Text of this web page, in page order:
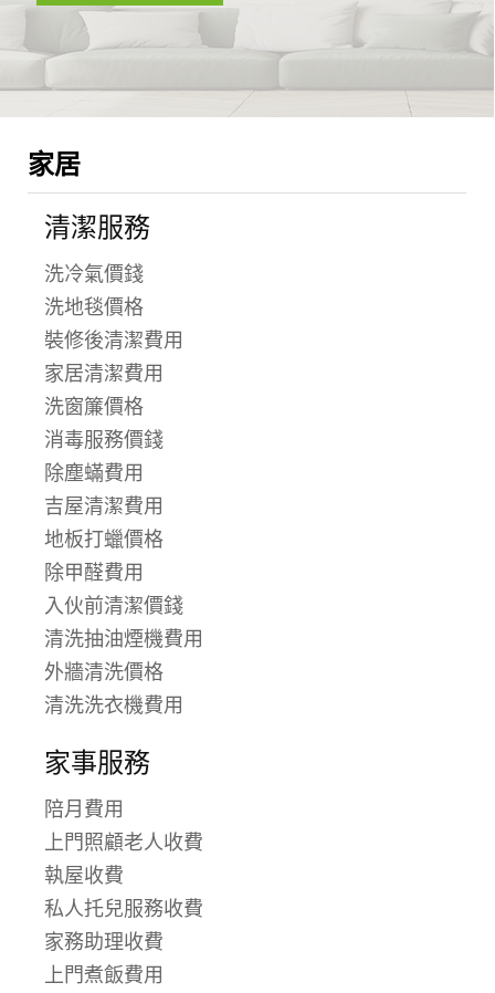
家居
清潔服務
洗冷氣價錢
洗地毯價格
裝修後清潔費用
家居清潔費用
洗窗簾價格
消毒服務價錢
除塵蟎費用
吉屋清潔費用
地板打蠟價格
除甲醛費用
入伙前清潔價錢
清洗抽油煙機費用
外牆清洗價格
清洗洗衣機費用
家事服務
陪月費用
上門照顧老人收費
執屋收費
私人托兒服務收費
家務助理收費
上門煮飯費用